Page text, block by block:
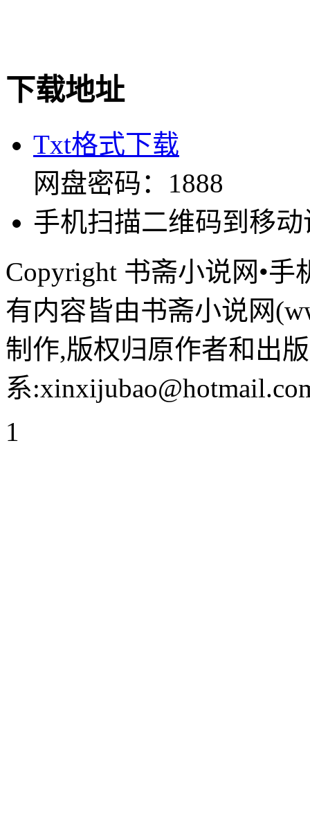
下载地址
Txt格式下载
网盘密码：1888
手机扫描二维码到移
Copyright 书斋小说网•
有内容皆由书斋小说网
制作,版权归原作者和出
系
1